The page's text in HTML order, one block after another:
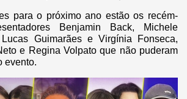
para o próximo ano estão os recém-
Benjamin Back, Michele
Guimarães e Virgínia Fonseca,
e Regina Volpato que não puderam
evento.